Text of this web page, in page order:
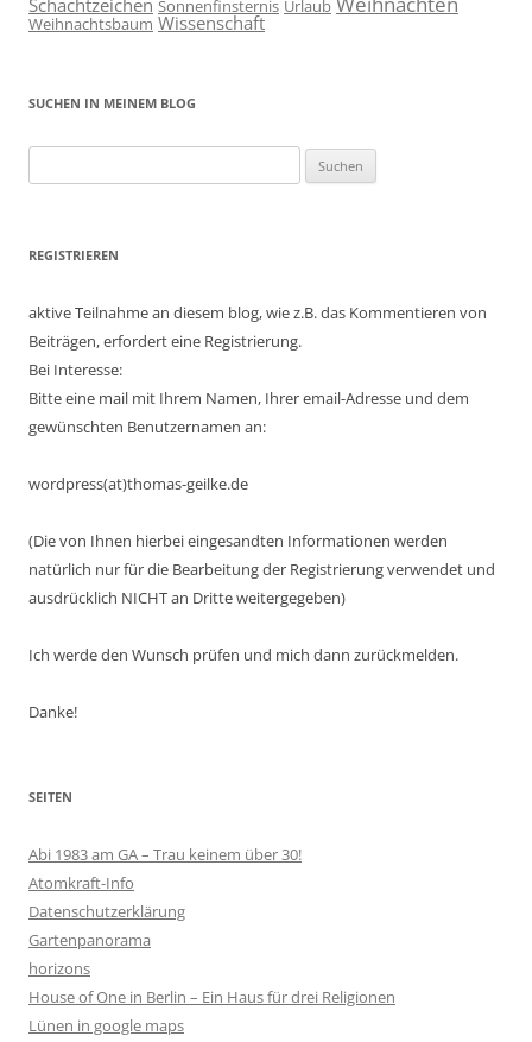
Schachtzeichen Sonnenfinsternis Urlaub
Weihnachtsbaum Wissenschaft
SUCHEN IN MEINEM BLOG
nach:
REGISTRIEREN
aktive Teilnahme an diesem blog, wie z.B. das Kommentieren von
Beiträgen, erfordert eine Registrierung.
Bei Interesse:
Bitte eine mail mit Ihrem Namen, Ihrer email-Adresse und dem
gewünschten Benutzernamen an:
wordpress(at)thomas-geilke.de
(Die von Ihnen hierbei eingesandten Informationen werden
natürlich nur für die Bearbeitung der Registrierung verwendet und
ausdrücklich NICHT an Dritte weitergegeben)
Ich werde den Wunsch prüfen und mich dann zurückmelden.
Danke!
SEITEN
Abi 1983 am GA – Trau keinem über 30!
Atomkraft-Info
Datenschutzerklärung
Gartenpanorama
horizons
House of One in Berlin – Ein Haus für drei Religionen
Lünen in google maps